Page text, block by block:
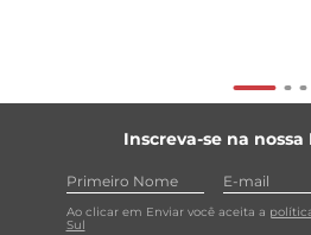
Inscreva-se na
Ao clicar em Enviar você aceita a
Sul